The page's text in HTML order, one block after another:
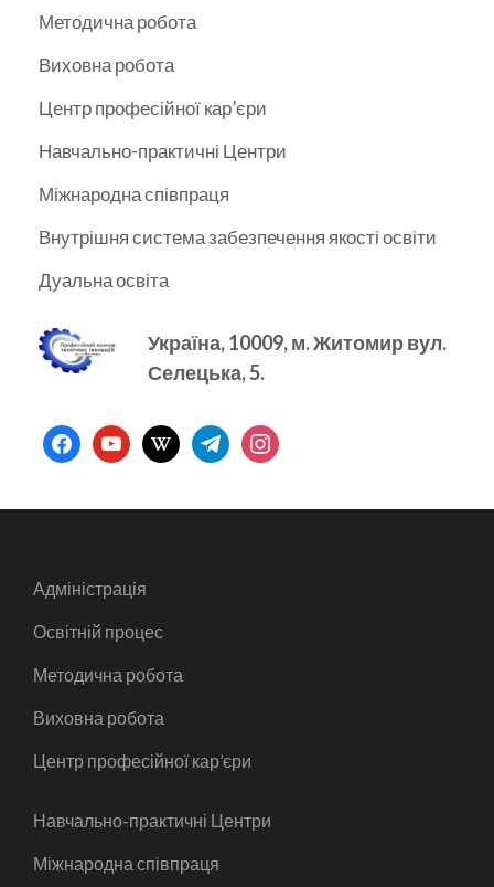
Методична робота
Виховна робота
Центр професійної кар’єри
Навчально-практичні Центри
Міжнародна співпраця
Внутрішня система забезпечення якості освіти
Дуальна освіта
Україна, 10009, м.Житомир вул.
Селецька, 5.
facebookyoutubewikipediatelegraminstagram
Адміністрація
Освітній процес
Методична робота
Виховна робота
Центр професійної кар’єри
Навчально-практичні Центри
Міжнародна співпраця